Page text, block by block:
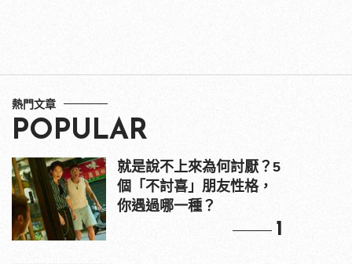
熱門文章
POPULAR
就是說不上來為何討厭？5
個「不討喜」朋友性格，
你遇過哪一種？
1